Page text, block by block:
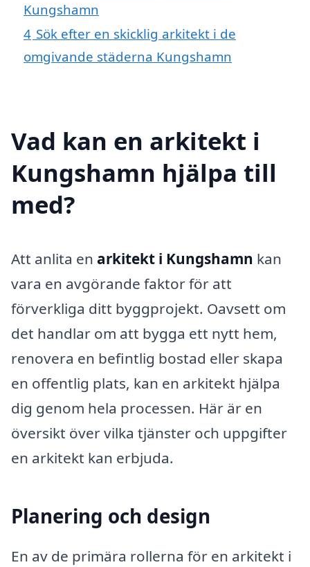
Kungshamn
4 Sök efter en skicklig arkitekt i de
omgivande städerna Kungshamn
Vad kan en arkitekt i
Kungshamn hjälpa till
med?
Att anlita en arkitekt i Kungshamn kan
vara en avgörande faktor för att
förverkliga ditt byggprojekt. Oavsett om
det handlar om att bygga ett nytt hem,
renovera en befintlig bostad eller skapa
en offentlig plats, kan en arkitekt hjälpa
dig genom hela processen. Här är en
översikt över vilka tjänster och uppgifter
en arkitekt kan erbjuda.
Planering och design
En av de primära rollerna för en arkitekt i